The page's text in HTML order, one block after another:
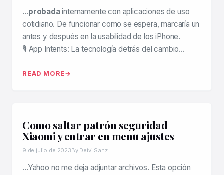
…probadainternamente con aplicaciones de uso
cotidiano. De funcionar como se espera, marcaría un
antes y después en la usabilidad de los iPhone.
🎙 App Intents: La tecnología detrás del cambio…
READ MORE
Como saltar patrón seguridad
Xiaomi y entrar en menu ajustes
9 de julio de 2023By Deivi Sanz
…Yahoo no me deja adjuntar archivos. Esta opción